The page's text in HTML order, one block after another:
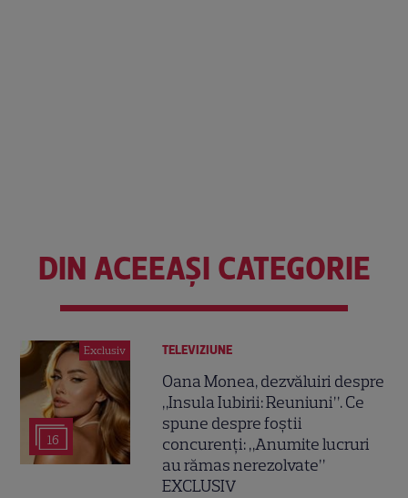
DIN ACEEAȘI CATEGORIE
Exclusiv
16
TELEVIZIUNE
Oana Monea, dezvăluiri despre
„Insula Iubirii: Reuniuni”. Ce
spune despre foștii
concurenți: „Anumite lucruri
au rămas nerezolvate”
EXCLUSIV